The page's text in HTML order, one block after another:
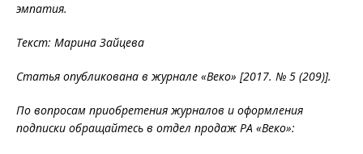
эмпатия.
Текст: Марина Зайцева
Статья опубликована в журнале «Веко» [2017. № 5 (209)].
По вопросам приобретения журналов и оформления
подписки обращайтесь в отдел продаж РА «Веко»: